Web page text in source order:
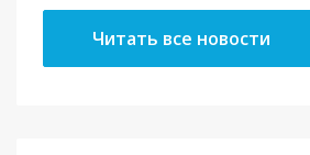
Читать все новости